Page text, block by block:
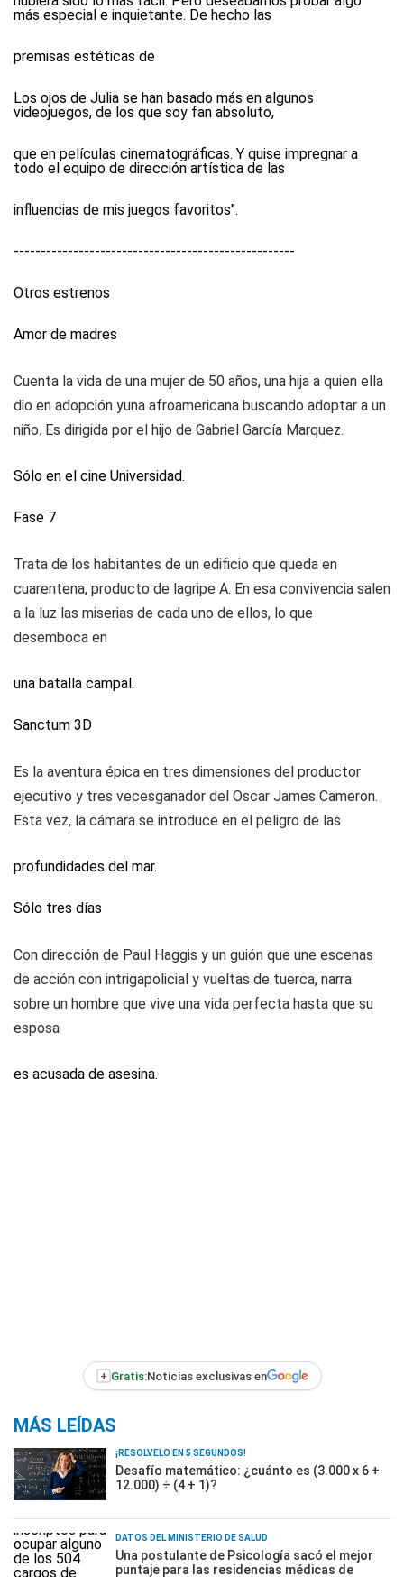
más especial e inquietante. De hecho las
premisas estéticas de
Los ojos de Julia se han basado más en algunos
videojuegos, de los que soy fan absoluto,
que en películas cinematográficas. Y quise impregnar a
todo el equipo de dirección artística de las
influencias de mis juegos favoritos".
----------------------------------------------------
Otros estrenos
Amor de madres
Cuenta la vida de una mujer de 50 años, una hija a quien ella
dio en adopción yuna afroamericana buscando adoptar a un
niño. Es dirigida por el hijo de Gabriel García Marquez.
Sólo en el cine Universidad.
Fase 7
Trata de los habitantes de un edificio que queda en
cuarentena, producto de lagripe A. En esa convivencia salen
a la luz las miserias de cada uno de ellos, lo que
desemboca en
una batalla campal.
Sanctum 3D
Es la aventura épica en tres dimensiones del productor
ejecutivo y tres vecesganador del Oscar James Cameron.
Esta vez, la cámara se introduce en el peligro de las
profundidades del mar.
Sólo tres días
Con dirección de Paul Haggis y un guión que une escenas
de acción con intrigapolicial y vueltas de tuerca, narra
sobre un hombre que vive una vida perfecta hasta que su
esposa
es acusada de asesina.
+ Gratis:Noticias exclusivas en
MÁS LEÍDAS
¡RESOLVELO EN 5 SEGUNDOS!
Desafío matemático: ¿cuánto es (3.000 x 6 +
12.000) ÷ (4 + 1)?
DATOS DEL MINISTERIO DE SALUD
Una postulante de Psicología sacó el mejor
puntaje para las residencias médicas de